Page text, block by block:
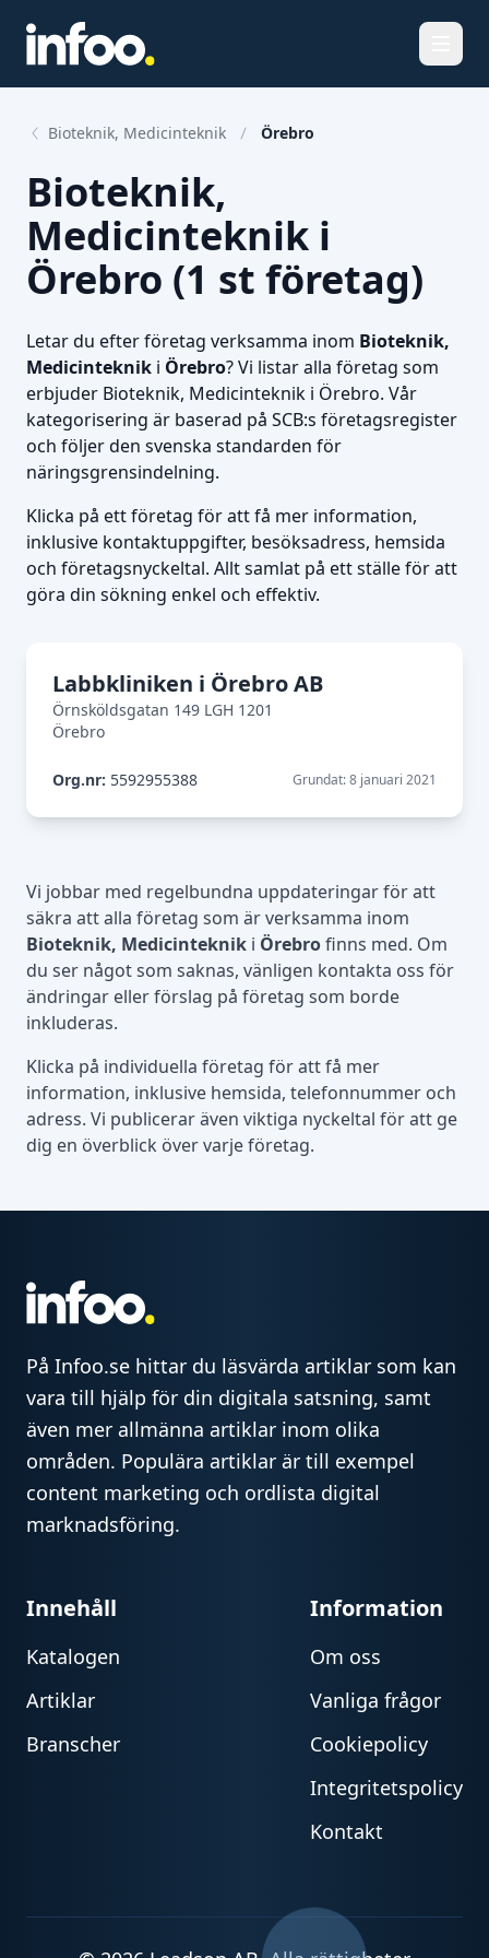
Bioteknik, Medicinteknik Örebro
Bioteknik,
Medicinteknik i
Örebro (1 st företag)
Letar du efter företag verksamma inom Bioteknik,
Medicinteknik i Örebro? Vi listar alla företag som
erbjuder Bioteknik, Medicinteknik i Örebro. Vår
kategorisering är baserad på SCB:s företagsregister
och följer den svenska standarden för
näringsgrensindelning.
Klicka på ett företag för att få mer information,
inklusive kontaktuppgifter, besöksadress, hemsida
och företagsnyckeltal. Allt samlat på ett ställe för att
göra din sökning enkel och effektiv.
Labbkliniken i Örebro AB
Örnsköldsgatan 149 LGH 1201
Örebro
Org.nr: 5592955388 Grundat: 8 januari 2021
Vi jobbar med regelbundna uppdateringar för att
säkra att alla företag som är verksamma inom
Bioteknik, Medicinteknik i Örebrofinns med. Om
du ser något som saknas, vänligen kontakta oss för
ändringar eller förslag på företag som borde
inkluderas.
Klicka på individuella företag för att få mer
information, inklusive hemsida, telefonnummer och
adress. Vi publicerar även viktiga nyckeltal för att ge
dig en överblick över varje företag.
På Infoo.se hittar du läsvärda artiklar som kan
vara till hjälp för din digitala satsning, samt
även mer allmänna artiklar inom olika
områden. Populära artiklar är till exempel
content marketing och ordlista digital
marknadsföring.
Innehåll
Katalogen
Artiklar
Branscher
Information
Om oss
Vanliga frågor
Cookiepolicy
Integritetspolicy
Kontakt